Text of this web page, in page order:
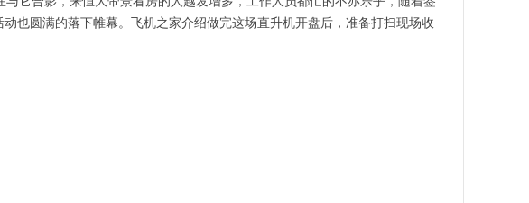
动也圆满的落下帷幕。飞机之家介绍做完这场直升机开盘后，准备打扫现场收